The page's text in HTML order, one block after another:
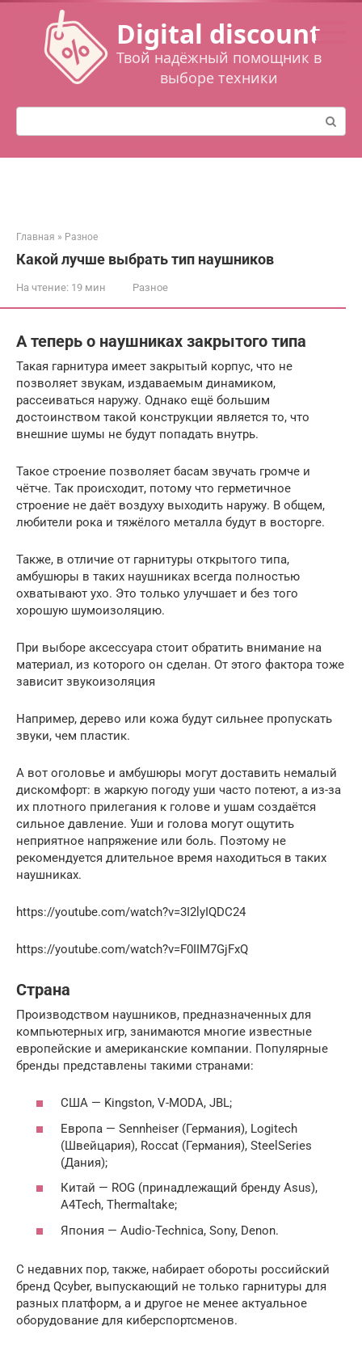
Перейти
контенту
Digital discount
Твой надёжный помощник в
выборе техники
Поиск:
Главная » Разное
Какой лучше выбрать тип наушников
На чтение: 19 мин Разное
А теперь о наушниках закрытого типа
Такая гарнитура имеет закрытый корпус, что не
позволяет звукам, издаваемым динамиком,
рассеиваться наружу. Однако ещё большим
достоинством такой конструкции является то, что
внешние шумы не будут попадать внутрь.
Такое строение позволяет басам звучать громче и
чётче. Так происходит, потому что герметичное
строение не даёт воздуху выходить наружу. В общем,
любители рока и тяжёлого металла будут в восторге.
Также, в отличие от гарнитуры открытого типа,
амбушюры в таких наушниках всегда полностью
охватывают ухо. Это только улучшает и без того
хорошую шумоизоляцию.
При выборе аксессуара стоит обратить внимание на
материал, из которого он сделан. От этого фактора тоже
зависит звукоизоляция
Например, дерево или кожа будут сильнее пропускать
звуки, чем пластик.
А вот оголовье и амбушюры могут доставить немалый
дискомфорт: в жаркую погоду уши часто потеют, а из-за
их плотного прилегания к голове и ушам создаётся
сильное давление. Уши и голова могут ощутить
неприятное напряжение или боль. Поэтому не
рекомендуется длительное время находиться в таких
наушниках.
https://youtube.com/watch?v=3I2lyIQDC24
https://youtube.com/watch?v=F0IIM7GjFxQ
Страна
Производством наушников, предназначенных для
компьютерных игр, занимаются многие известные
европейские и американские компании. Популярные
бренды представлены такими странами:
США — Kingston, V-MODA, JBL;
Европа — Sennheiser (Германия), Logitech
(Швейцария), Roccat (Германия), SteelSeries
(Дания);
Китай — ROG (принадлежащий бренду Asus),
A4Tech, Thermaltake;
Япония — Audio-Technica, Sony, Denon.
С недавних пор, также, набирает обороты российский
бренд Qcyber, выпускающий не только гарнитуры для
разных платформ, а и другое не менее актуальное
оборудование для киберспортсменов.